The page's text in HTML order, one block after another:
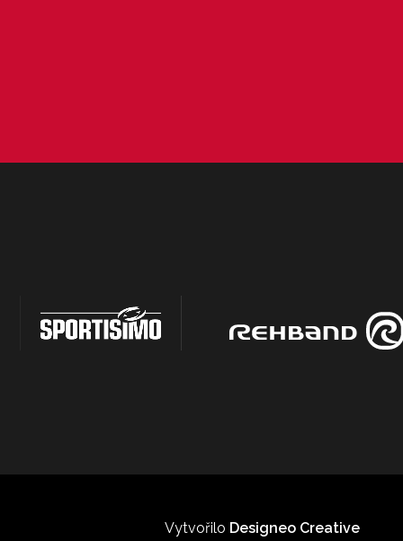
Vytvořilo Designeo Creative